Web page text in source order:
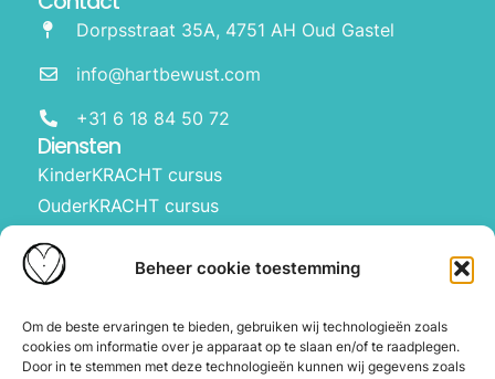
Beheer cookie toestemming
Om de beste ervaringen te bieden, gebruiken wij technologieën zoals
cookies om informatie over je apparaat op te slaan en/of te raadplegen.
Door in te stemmen met deze technologieën kunnen wij gegevens zoals
Waarom Hartbewust
Over Joyce
Diensten
KinderKRACHT cursus
OuderKRACHT cursus
HartBewust op school
Manifesteren met kinderen
Dorpsstraat 35A, 4751 AH Oud Gastel
info@hartbewust.com
+31 6 18 84 50 72